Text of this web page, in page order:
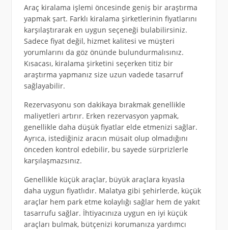
Araç kiralama işlemi öncesinde geniş bir araştırma
yapmak şart. Farklı kiralama şirketlerinin fiyatlarını
karşılaştırarak en uygun seçeneği bulabilirsiniz.
Sadece fiyat değil, hizmet kalitesi ve müşteri
yorumlarını da göz önünde bulundurmalısınız.
Kısacası, kiralama şirketini seçerken titiz bir
araştırma yapmanız size uzun vadede tasarruf
sağlayabilir.
Rezervasyonu son dakikaya bırakmak genellikle
maliyetleri artırır. Erken rezervasyon yapmak,
genellikle daha düşük fiyatlar elde etmenizi sağlar.
Ayrıca, istediğiniz aracın müsait olup olmadığını
önceden kontrol edebilir, bu sayede sürprizlerle
karşılaşmazsınız.
Genellikle küçük araçlar, büyük araçlara kıyasla
daha uygun fiyatlıdır. Malatya gibi şehirlerde, küçük
araçlar hem park etme kolaylığı sağlar hem de yakıt
tasarrufu sağlar. İhtiyacınıza uygun en iyi küçük
araçları bulmak, bütçenizi korumanıza yardımcı